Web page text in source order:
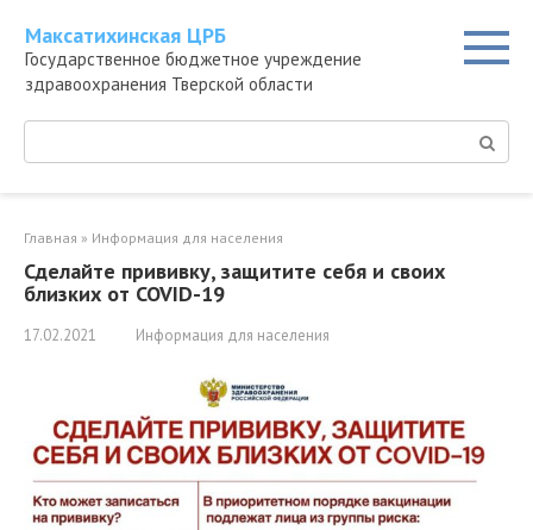
контенту
Максатихинская ЦРБ
Государственное бюджетное учреждение
здравоохранения Тверской области
Поиск:
Главная » Информация для населения
Сделайте прививку, защитите себя и своих
близких от COVID-19
17.02.2021 Информация для населения